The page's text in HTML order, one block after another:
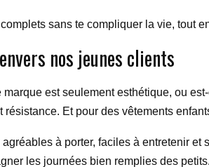
sans te compliquer la vie, tout
nos jeunes clients
est seulement esthétique, ou
Et pour des vêtements
à porter, faciles à entretenir et
les journées bien remplies des petits.